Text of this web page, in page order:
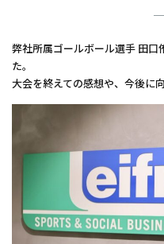
弊社所属ゴールボール選手 田
た。
大会を終えての感想や、今後に